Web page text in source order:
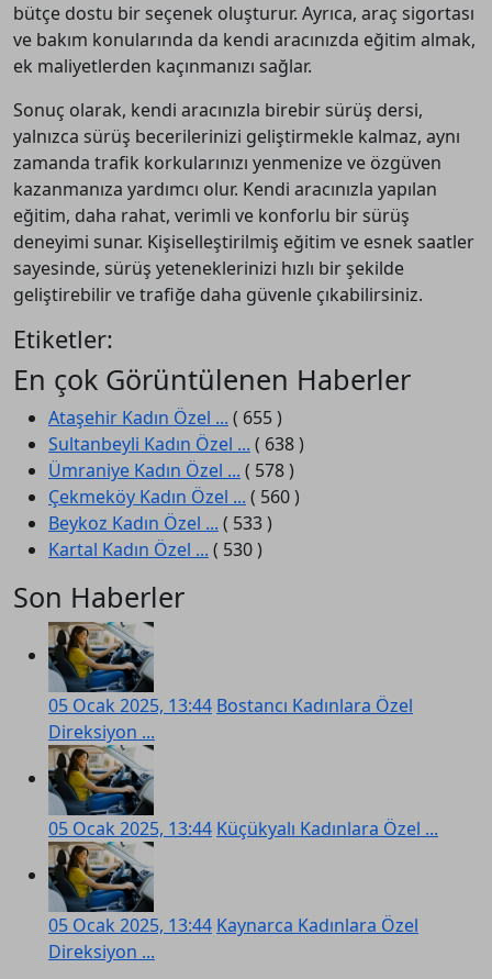
bütçe dostu bir seçenek oluşturur. Ayrıca, araç sigortası
ve bakım konularında da kendi aracınızda eğitim almak,
ek maliyetlerden kaçınmanızı sağlar.
Sonuç olarak, kendi aracınızla birebir sürüş dersi,
yalnızca sürüş becerilerinizi geliştirmekle kalmaz, aynı
zamanda trafik korkularınızı yenmenize ve özgüven
kazanmanıza yardımcı olur. Kendi aracınızla yapılan
eğitim, daha rahat, verimli ve konforlu bir sürüş
deneyimi sunar. Kişiselleştirilmiş eğitim ve esnek saatler
sayesinde, sürüş yeteneklerinizi hızlı bir şekilde
geliştirebilir ve trafiğe daha güvenle çıkabilirsiniz.
Etiketler:
En çok Görüntülenen Haberler
Ataşehir Kadın Özel ... ( 655 )
Sultanbeyli Kadın Özel ... ( 638 )
Ümraniye Kadın Özel ... ( 578 )
Çekmeköy Kadın Özel ... ( 560 )
Beykoz Kadın Özel ... ( 533 )
Kartal Kadın Özel ... ( 530 )
Son Haberler
05 Ocak 2025, 13:44 Bostancı Kadınlara Özel
Direksiyon ...
05 Ocak 2025, 13:44 Küçükyalı Kadınlara Özel ...
05 Ocak 2025, 13:44 Kaynarca Kadınlara Özel
Direksiyon ...